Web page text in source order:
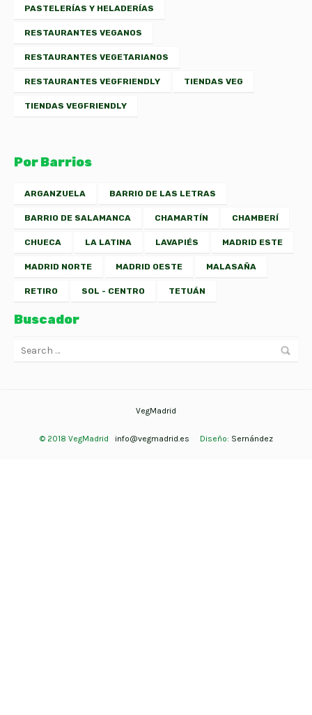
PASTELERÍAS Y HELADERÍAS
RESTAURANTES VEGANOS
RESTAURANTES VEGETARIANOS
RESTAURANTES VEGFRIENDLY TIENDAS VEG
TIENDAS VEGFRIENDLY
Por Barrios
ARGANZUELA BARRIO DE LAS LETRAS
BARRIO DE SALAMANCA CHAMARTÍN CHAMBERÍ
CHUECA LA LATINA LAVAPIÉS MADRID ESTE
MADRID NORTE MADRID OESTE MALASAÑA
RETIRO SOL - CENTRO TETUÁN
Buscador
VegMadrid
© 2018 VegMadrid info@vegmadrid.es Diseño: Sernández